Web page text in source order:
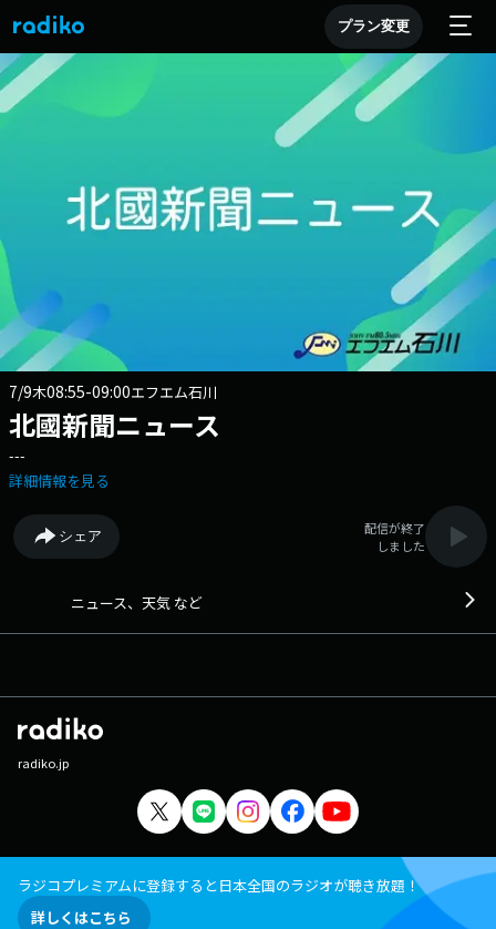
プラン変更
7/9木08:55-09:00エフエム石川
北國新聞ニュース
---
詳細情報を見る
シェア
配信が終了
しました
ニュース、天気 など
radiko.jp
ラジコプレミアムに登録すると日本全国のラジオが聴き放題！
詳しくはこちら